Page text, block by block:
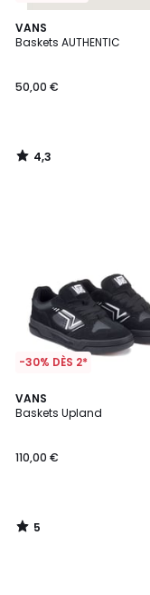
VANS
Baskets AUTHENTIC
50,00 €
4,3
/ 5
4,3
/
-30% DÈS 2*
VANS
Baskets Upland
110,00 €
5
/
5
/